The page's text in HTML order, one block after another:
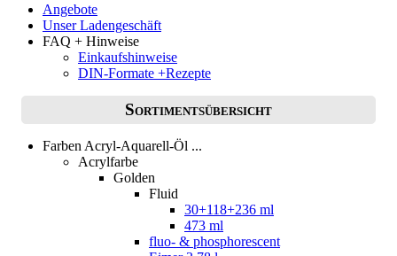
Angebote
Unser Ladengeschäft
FAQ + Hinweise
Einkaufshinweise
DIN-Formate +Rezepte
Sortimentsübersicht
Farben Acryl-Aquarell-Öl ...
Acrylfarbe
Golden
Fluid
30+118+236 ml
473 ml
fluo- & phosphorescent